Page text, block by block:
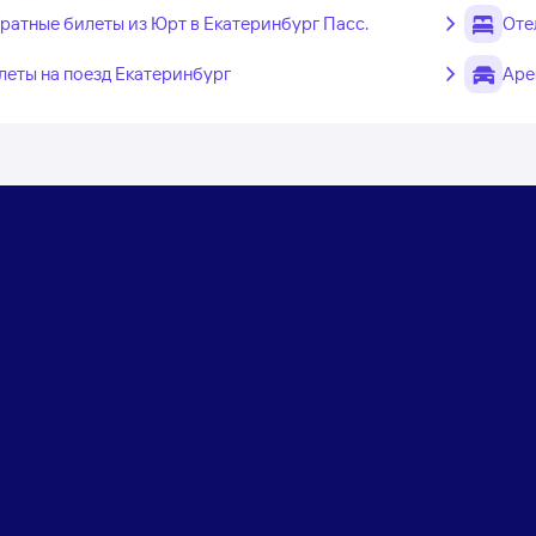
билеты из Юрт в Екатеринбург Пасс.
на поезд Екатеринбург